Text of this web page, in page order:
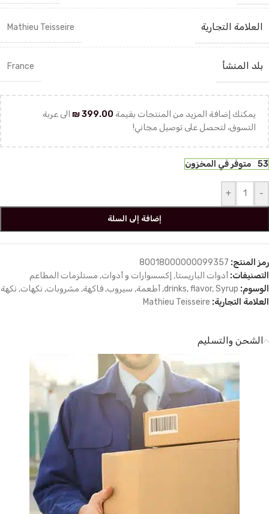
العلامة التجارية Mathieu Teisseire
بلد المنشأ France
يمكنك إضافة المزيد من المنتجات بقيمة ₪399.00
الى عربة
التسوق، لتحصل على توصيل مجاني!
53 متوفر في المخزون
-
+
إضافة إلى السلة
رمز المنتج: 80018000000099357
التصنيفات: أدوات الباريستا, إكسسوارات و أدوات, مستلزمات المطاعم
الوسوم:
drinks,flavor,Syrup
, أطعمة, سيروب, فاكهة, مشروبات, نكهات, نكهة
العلامة التجارية: Mathieu Teisseire
الشحن والتسليم